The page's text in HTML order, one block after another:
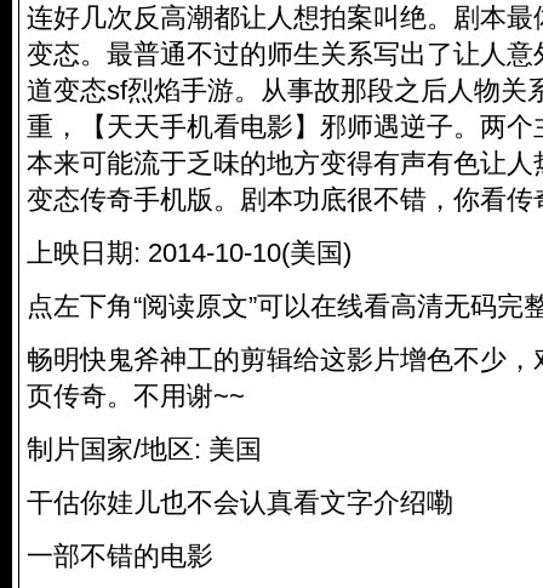
连好几次反高潮都让人想拍案叫绝。剧本
变态。最普通不过的师生关系写出了让人
道变态sf烈焰手游。从事故那段之后人物关
重，【天天手机看电影】邪师遇逆子。两
本来可能流于乏味的地方变得有声有色让
变态传奇手机版。剧本功底很不错，你看传
上映日期: 2014-10-10(美国)
点左下角“阅读原文”可以在线看高清无码完
畅明快鬼斧神工的剪辑给这影片增色不少
页传奇。不用谢~~
制片国家/地区: 美国
干估你娃儿也不会认真看文字介绍嘞
一部不错的电影